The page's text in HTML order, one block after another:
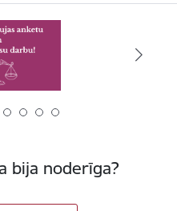
bija noderīga?